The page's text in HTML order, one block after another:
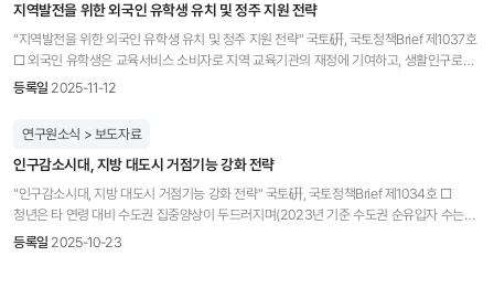
초점집단면접(FGI) 결과를 더해 통계와 현장의 목소리를 함께 담아냈다. 이를 토대로
‘청년의 자립과 사회통합 기반으로서 주거’라는 2035년 청년 주거의 미래 비전을 새롭게
설정하고, 사각지대 없는 주거안전망 강화, 교육·일자리 연계 등 6대 부문에 걸친 중장기
저출산고령사회위원회 인구·재정분과에 참여하면서 본격적으로 청년 주거문제를 해결하기
볼수록 교육과 고용, 지역, 복지 등 여러 문제가 복합적으로 얽혀 있어 해결하기가 너무
어려웠고, 청년들이 실제 만족하고 체감할 수 있는 정책 대안을 만드는 것이 가능한지에
대해서도 회의적이었다. 그러다, 2025년 원내에 청년주거정책연구단이 만들어지면서
그동안 고민해왔던 청년 주거문제에 대한 문제의식들을 정리해보고, 큰 틀에서의 방향성을
정립해 보고자 이 연구를 수행하게 되었다. KRIHS: 이 연구의 의미는 무엇인가? 이길제:
기존 주거정책 연구들이 특정 취약계층에 초점을 맞췄던 것과 달리, 이 연구는 만 19~39세
지역발전을 위한 외국인 유학생 유치 및 정주 지원 전략
"지역발전을 위한 외국인 유학생 유치 및 정주 지원 전략" 국토硏, 국토정책Brief 제1037호
□ 외국인 유학생은 교육서비스 소비자로 지역 교육기관의 재정에 기여하고, 생활인구로
지역에 활력을 제공하며, 잠재적 노동인력으로 역할 가능 ◦ 지방소멸 대응 차원에서 외국인
(원장직무대행 김명수) 국가균형발전지원센터 서연미 선임연구위원과 연구진은 국토정책
Brief 제1037호 “지역발전을 위한 외국인 유학생 유치 및 정주 지원 전략”을 발간하였다. □
외국인 유학생을 대상으로 한 설문조사 결과, 외국인 유학생들은 졸업 후에도 대학이 소재한
지역(광역) 내 기업에 취업하여 계속 체류할 의사가 높으며(77.9%), 유학생 국내 취업지원을
보고서를 통해 다음과 같은 정책방안을 제안하였다. ◦ 외국인 유학생 유형화를 통한 졸업 후
등록일 2025-11-12
연구원소식 > 보도자료
인구감소시대, 지방 대도시 거점기능 강화 전략
"인구감소시대, 지방 대도시 거점기능 강화 전략" 국토硏, 국토정책Brief 제1034호 □
청년은 타 연령 대비 수도권 집중양상이 두드러지며(2023년 기준 수도권 순유입자 수는
4.7만 명, 20대는 5.7만 명), 이는 일자리와 대학의 수도권 집중에 의해 비롯된 것으로, 이를
등록일 2025-10-23